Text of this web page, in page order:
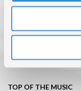
TOP OF THE MUSIC